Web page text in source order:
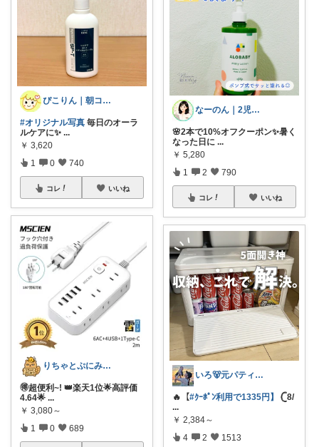
ぴこりん｜朝コレ｜良いものを長く🌿
#オリジナル写真 毎日のオーラ
ルケアに✨ ...
￥ 3,620
1 0 740
コレ いいね
​りちゃとぷにみつ💎
🉐超便利~! 👑楽天1位🌟高評価
4.64🌟 ...
￥ 3,080～
1 0 689
なーのん｜2児ワーママ＊育児/時短
🌸2本で10%オフクーポン✨暑く
なった日に ...
￥ 5,280
1 2 790
コレ いいね
いろ🐻元パティシエ🍫
🔥【#ｸｰﾎﾟﾝ利用で1335円】
𓊆8/
...
￥ 2,384～
4 2 1513